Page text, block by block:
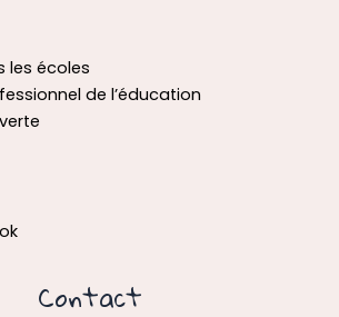
les écoles
de l’éducation
Contact